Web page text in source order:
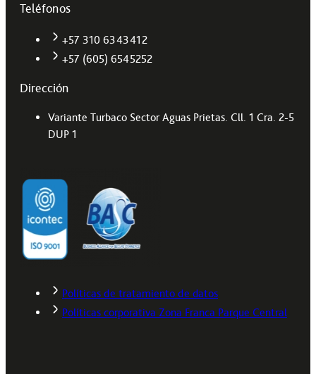
Teléfonos
+57 310 6343412
+57 (605) 6545252
Dirección
Variante Turbaco Sector Aguas Prietas. Cll. 1 Cra. 2-5
DUP 1
Políticas de tratamiento de datos
Políticas corporativa Zona Franca Parque Central